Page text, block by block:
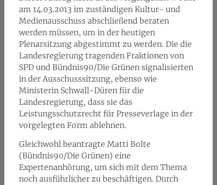
am 14.03.2013 im zuständigen Kultur- und
Medienausschuss abschließend beraten
werden müssen, um in der heutigen
Plenarsitzung abgestimmt zu werden. Die die
Landesregierung tragenden Fraktionen von
SPD und Bündnis90/Die Grünen signalisierten
in der Ausschusssitzung, ebenso wie
Ministerin Schwall-Düren für die
Landesregierung, dass sie das
Leistungsschutzrecht für Presseverlage in der
vorgelegten Form ablehnen.
Gleichwohl beantragte Matti Bolte
(Bündnis90/Die Grünen) eine
Expertenanhörung, um sich mit dem Thema
noch ausführlicher zu beschäftigen. Durch